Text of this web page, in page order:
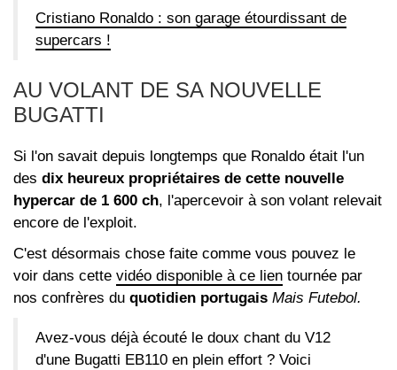
Cristiano Ronaldo : son garage étourdissant de
supercars !
AU VOLANT DE SA NOUVELLE
BUGATTI
Si l'on savait depuis longtemps que Ronaldo était l'un
des dix heureux propriétaires de cette nouvelle
hypercar de 1 600 ch, l'apercevoir à son volant relevait
encore de l'exploit.
C'est désormais chose faite comme vous pouvez le
voir dans cette vidéo disponible à ce lien tournée par
nos confrères du quotidien portugais Mais Futebol.
Avez-vous déjà écouté le doux chant du V12
d'une Bugatti EB110 en plein effort ? Voici